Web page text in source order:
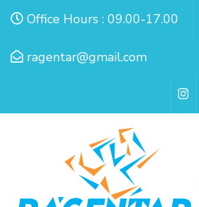
Lompat
konten
Office Hours : 09.00-17.00
ragentar@gmail.com